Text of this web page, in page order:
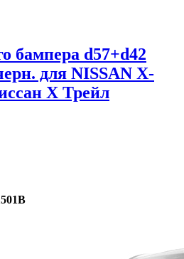
бампера d57+d42
для NISSAN X-
Х Трейл